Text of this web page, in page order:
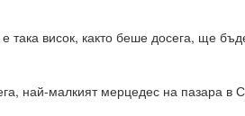
така висок, както беше досега, ще
най-малкият мерцедес на пазара